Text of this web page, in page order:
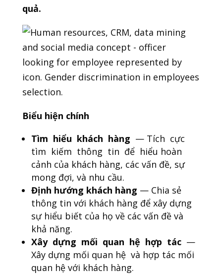
quả.
Biểu hiện chính
Tìm hiểu khách hàng — Tích cực
tìm kiếm thông tin để hiểu hoàn
cảnh của khách hàng, các vấn đề, sự
mong đợi, và nhu cầu.
Định hướng khách hàng — Chia sẻ
thông tin với khách hàng để xây dựng
sự hiểu biết của họ về các vấn đề và
khả năng.
Xây dựng mối quan hệ hợp tác —
Xây dựng mối quan hệ và hợp tác mối
quan hệ với khách hàng.